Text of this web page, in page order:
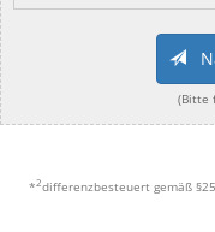
(Bitte
*2differenzbesteuert gemäß